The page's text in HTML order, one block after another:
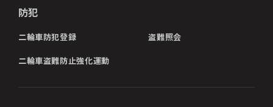
防犯
二輪車防犯登録 盗難照会
二輪車盗難防止強化運動